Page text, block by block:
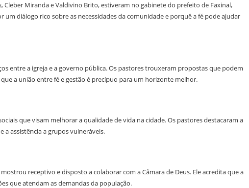
Cleber Miranda e Valdivino Brito, estiveram no gabinete do prefeito de Faxinal,
um diálogo rico sobre as necessidades da comunidade e porquê a fé pode ajudar
entre a igreja e a governo pública. Os pastores trouxeram propostas que podem
a união entre fé e gestão é precípuo para um horizonte melhor.
que visam melhorar a qualidade de vida na cidade. Os pastores destacaram a
a assistência a grupos vulneráveis.
receptivo e disposto a colaborar com a Câmara de Deus. Ele acredita que a
que atendam as demandas da população.